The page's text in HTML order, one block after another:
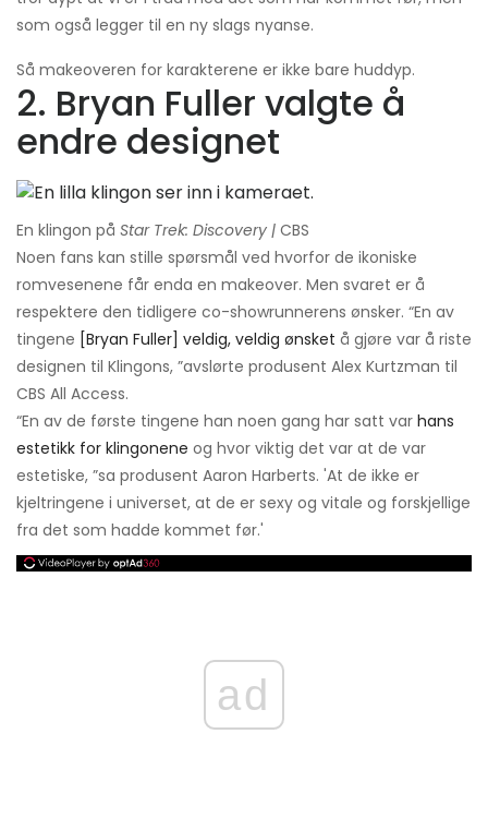
som også legger til en ny slags nyanse.
Så makeoveren for karakterene er ikke bare huddyp.
2. Bryan Fuller valgte å
endre designet
En klingon på Star Trek: Discovery | CBS
Noen fans kan stille spørsmål ved hvorfor de ikoniske
romvesenene får enda en makeover. Men svaret er å
respektere den tidligere co-showrunnerens ønsker. “En av
tingene [Bryan Fuller] veldig, veldig ønsket å gjøre var å riste
designen til Klingons, ”avslørte produsent Alex Kurtzman til
CBS All Access.
“En av de første tingene han noen gang har satt var hans
estetikk for klingonene og hvor viktig det var at de var
estetiske, ”sa produsent Aaron Harberts. 'At de ikke er
kjeltringene i universet, at de er sexy og vitale og forskjellige
fra det som hadde kommet før.'
ad